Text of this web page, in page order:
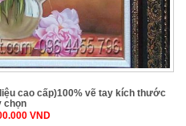
cao cấp)100% vẽ tay kích thước
chọn
VND